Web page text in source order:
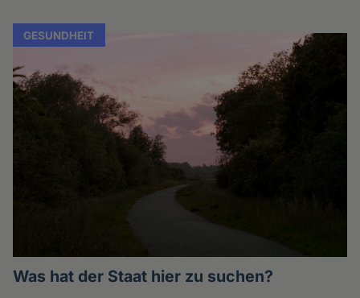
GESUNDHEIT
Was hat der Staat hier zu suchen?